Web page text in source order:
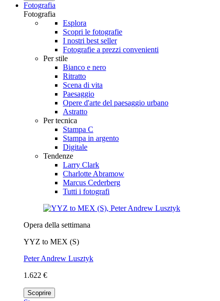
Fotografia
Fotografia
Esplora
Scopri le fotografie
I nostri best seller
Fotografie a prezzi convenienti
Per stile
Bianco e nero
Ritratto
Scena di vita
Paesaggio
Opere d'arte del paesaggio urbano
Astratto
Per tecnica
Stampa C
Stampa in argento
Digitale
Tendenze
Larry Clark
Charlotte Abramow
Marcus Cederberg
Tutti i fotografi
Opera della settimana
YYZ to MEX (S)
Peter Andrew Lusztyk
1.622 €
Scoprire